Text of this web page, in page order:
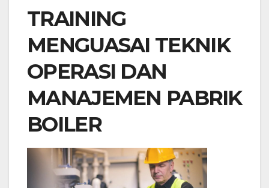
TRAINING
MENGUASAI TEKNIK
OPERASI DAN
MANAJEMEN PABRIK
BOILER